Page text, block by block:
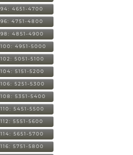
94: 4651-4700
96: 4751-4800
98: 4851-4900
100: 4951-5000
102: 5051-5100
104: 5151-5200
106: 5251-5300
108: 5351-5400
110: 5451-5500
112: 5551-5600
114: 5651-5700
116: 5751-5800